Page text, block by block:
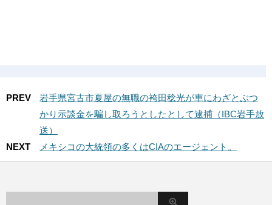
PREV
岩手県宮古市夏屋の無職の袴田稔光が車にわざとぶつ
かり示談金を騙し取ろうとしたとして逮捕（IBC岩手放
送）
NEXT
メキシコの大統領の多くはCIAのエージェント。